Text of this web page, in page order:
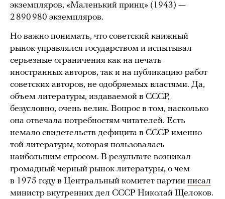
экземпляров, «Маленький принц» (1943) —
2 890 980 экземпляров.
Но важно понимать, что советский книжный
рынок управлялся государством и испытывал
серьезные ограничения как на печать
иностранных авторов, так и на публикацию работ
советских авторов, не одобряемых властями. Да,
объем литературы, издаваемой в СССР,
безусловно, очень велик. Вопрос в том, насколько
она отвечала потребностям читателей. Есть
немало свидетельств дефицита в СССР именно
той литературы, которая пользовалась
наибольшим спросом. В результате возникал
громадный черный рынок литературы, о чем
в 1975 году в Центральный комитет партии писал
министр внутренних дел СССР Николай Щелоков.